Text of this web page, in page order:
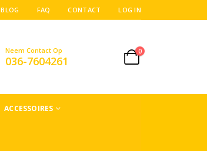
BLOG FAQ CONTACT LOG IN
Neem Contact Op
036-7604261
0
ACCESSOIRES